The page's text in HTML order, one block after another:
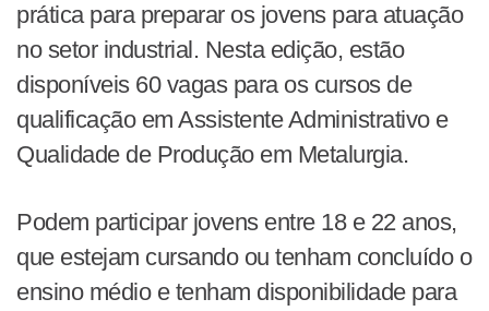
prática para preparar os jovens para atuação
no setor industrial. Nesta edição, estão
disponíveis 60 vagas para os cursos de
qualificação em Assistente Administrativo e
Qualidade de Produção em Metalurgia.
Podem participar jovens entre 18 e 22 anos,
que estejam cursando ou tenham concluído o
ensino médio e tenham disponibilidade para